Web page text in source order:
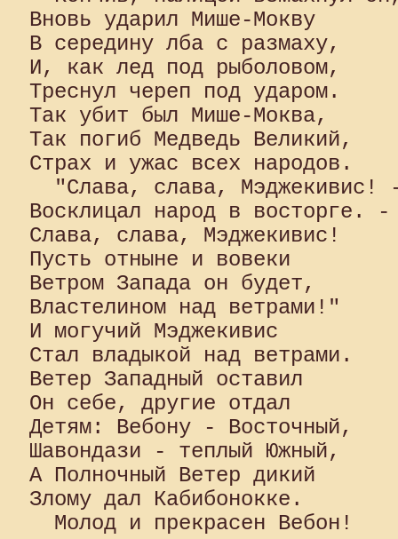
Вновь ударил Мише-Мокву
В середину лба с размаху,
И, как лед под рыболовом,
Треснул череп под ударом.
Так убит был Мише-Моква,
Так погиб Медведь Великий,
Страх и ужас всех народов.
"Слава, слава, Мэджекивис!
Восклицал народ в восторге.
Слава, слава, Мэджекивис!
Пусть отныне и вовеки
Ветром Запада он будет,
Властелином над ветрами!"
И могучий Мэджекивис
Стал владыкой над ветрами.
Ветер Западный оставил
Он себе, другие отдал
Детям: Вебону - Восточный,
Шавондази - теплый Южный,
А Полночный Ветер дикий
Злому дал Кабибонокке.
  Молод и прекрасен Вебон!